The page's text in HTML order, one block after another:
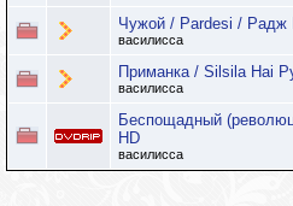
Чужой / Pardesi / Радж
василисса
Приманка / Silsila Hai
василисса
Беспощадный
HD
василисса